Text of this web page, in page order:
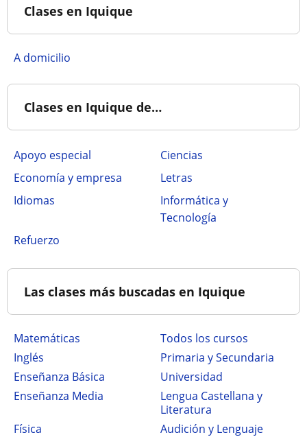
Clases en Iquique
a domicilio
Clases en Iquique de…
Apoyo especial
Ciencias
Economía y empresa
Letras
Idiomas
Informática y
Tecnología
Refuerzo
Las clases más buscadas en Iquique
Matemáticas
Todos los cursos
Inglés
Primaria y Secundaria
Enseñanza Básica
Universidad
Enseñanza Media
Lengua Castellana y
Literatura
Física
Audición y Lenguaje